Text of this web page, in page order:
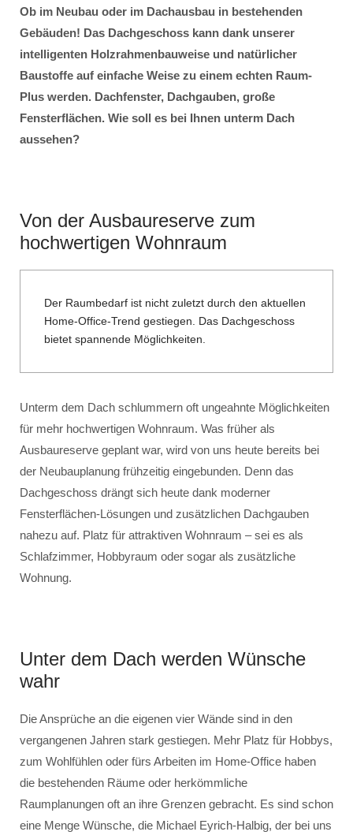
Ob im Neubau oder im Dachausbau in bestehenden
Gebäuden! Das Dachgeschoss kann dank unserer
intelligenten Holzrahmenbauweise und natürlicher
Baustoffe auf einfache Weise zu einem echten Raum-
Plus werden. Dachfenster, Dachgauben, große
Fensterflächen. Wie soll es bei Ihnen unterm Dach
aussehen?
Von der Ausbaureserve zum
hochwertigen Wohnraum
Der Raumbedarf ist nicht zuletzt durch den aktuellen
Home-Office-Trend gestiegen. Das Dachgeschoss
bietet spannende Möglichkeiten.
Unterm dem Dach schlummern oft ungeahnte Möglichkeiten
für mehr hochwertigen Wohnraum. Was früher als
Ausbaureserve geplant war, wird von uns heute bereits bei
der Neubauplanung frühzeitig eingebunden. Denn das
Dachgeschoss drängt sich heute dank moderner
Fensterflächen-Lösungen und zusätzlichen Dachgauben
nahezu auf. Platz für attraktiven Wohnraum – sei es als
Schlafzimmer, Hobbyraum oder sogar als zusätzliche
Wohnung.
Unter dem Dach werden Wünsche
wahr
Die Ansprüche an die eigenen vier Wände sind in den
vergangenen Jahren stark gestiegen. Mehr Platz für Hobbys,
zum Wohlfühlen oder fürs Arbeiten im Home-Office haben
die bestehenden Räume oder herkömmliche
Raumplanungen oft an ihre Grenzen gebracht. Es sind schon
eine Menge Wünsche, die Michael Eyrich-Halbig, der bei uns